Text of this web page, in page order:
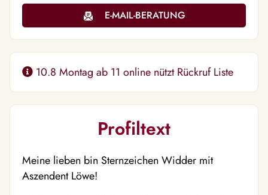
E-MAIL-BERATUNG
10.8 Montag ab 11 online nützt Rückruf Liste
Profiltext
Meine lieben bin Sternzeichen Widder mit
Aszendent Löwe!